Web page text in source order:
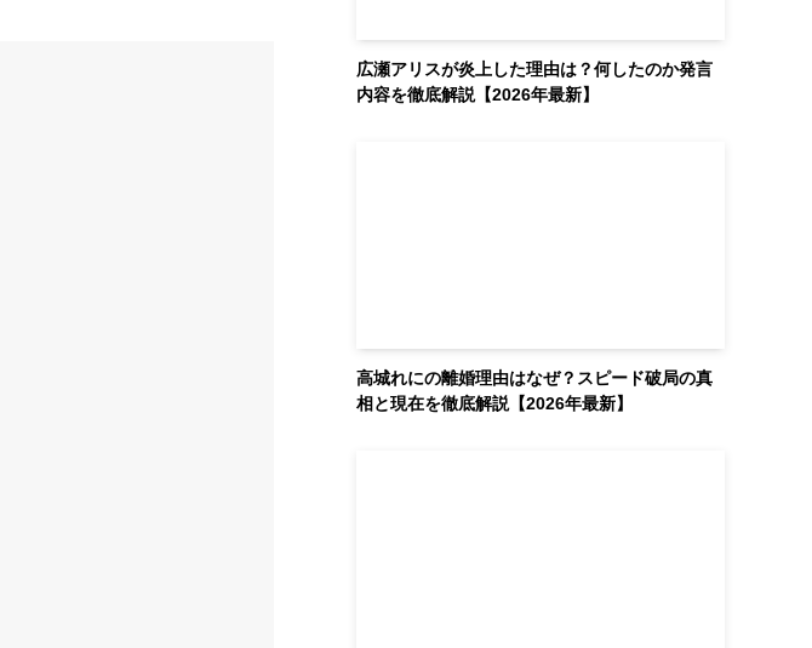
広瀬アリスが炎上した理由は？何したのか発言
内容を徹底解説【2026年最新】
高城れにの離婚理由はなぜ？スピード破局の真
相と現在を徹底解説【2026年最新】